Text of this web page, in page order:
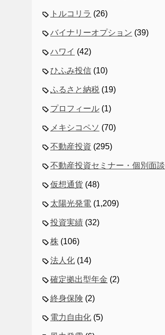
トルコリラ (26)
バイナリーオプション (39)
ハワイ (42)
ひふみ投信 (10)
ふるさと納税 (19)
プロフィール (1)
メキシコペソ (70)
不動産投資 (295)
不動産投資セミナー・個別面談
仮想通貨 (48)
太陽光発電 (1,209)
投資実績 (32)
株 (106)
法人化 (14)
確定拠出型年金 (2)
終身保険 (2)
電力自由化 (5)